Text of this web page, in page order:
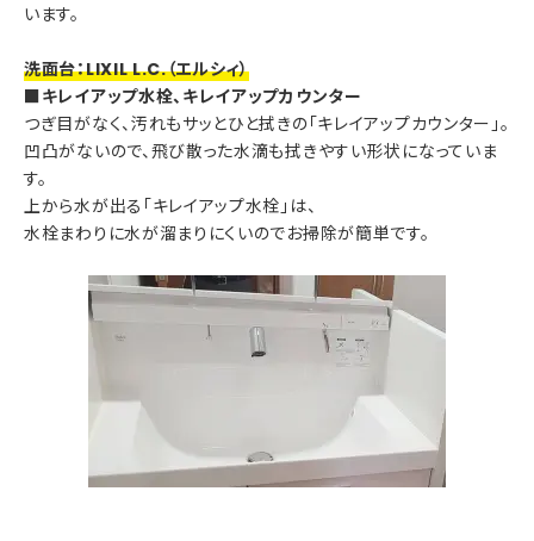
います。
洗面台：LIXIL L.C.（エルシィ）
■キレイアップ水栓、キレイアップカウンター
つぎ目がなく、汚れもサッとひと拭きの「キレイアップカウンター」。
凹凸がないので、飛び散った水滴も拭きやすい形状になっていま
す。
上から水が出る「キレイアップ水栓」は、
水栓まわりに水が溜まりにくいのでお掃除が簡単です。